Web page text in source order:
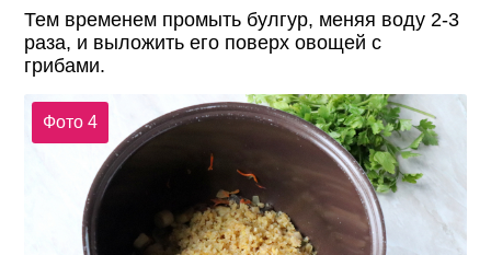
Тем временем промыть булгур, меняя воду 2-3
раза, и выложить его поверх овощей с
грибами.
Фото 4